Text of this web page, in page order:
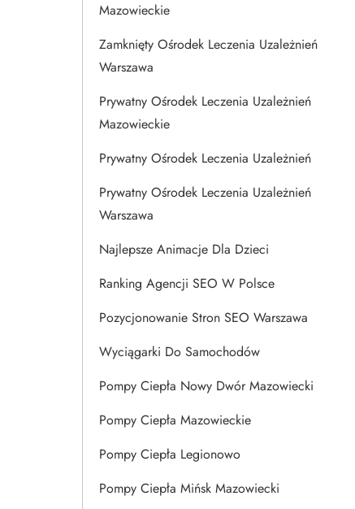
Mazowieckie
Zamknięty Ośrodek Leczenia Uzależnień
Warszawa
Prywatny Ośrodek Leczenia Uzależnień
Mazowieckie
Prywatny Ośrodek Leczenia Uzależnień
Prywatny Ośrodek Leczenia Uzależnień
Warszawa
Najlepsze Animacje Dla Dzieci
Ranking Agencji SEO W Polsce
Pozycjonowanie Stron SEO Warszawa
Wyciągarki Do Samochodów
Pompy Ciepła Nowy Dwór Mazowiecki
Pompy Ciepła Mazowieckie
Pompy Ciepła Legionowo
Pompy Ciepła Mińsk Mazowiecki